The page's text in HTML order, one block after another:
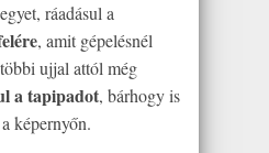
ráadásul a
, amit gépelésnél
ujjal attól még
a tapipadot, bárhogy is
képernyőn.